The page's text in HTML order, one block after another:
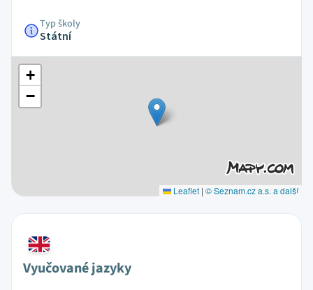
Typ školy
Státní
+
−
Leaflet | © Seznam.cz a.s. a další
Vyučované jazyky